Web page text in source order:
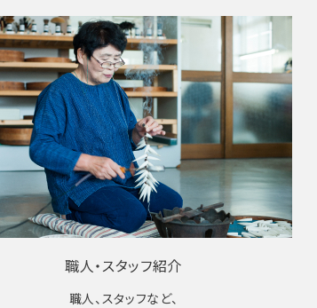
職人・スタッフ紹介
職人、スタッフなど、